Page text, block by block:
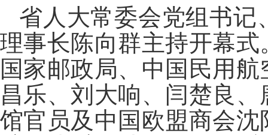
省人大常委会党组书记
理事长陈向群主持开幕
国家邮政局、中国民用
昌乐、刘大响、闫楚良
馆官员及中国欧盟商会